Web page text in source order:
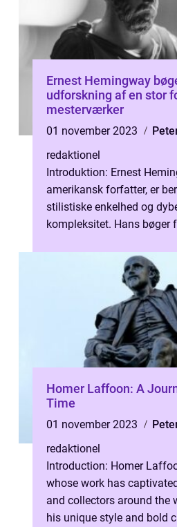
Ernest Hemingway
udforskning af en stor
mesterværker
01 november 2023
redaktionel
Introduktion: Ernest
amerikansk forfatter, er
stilistiske enkelhed og
kompleksitet. Hans bøger
Homer Laffoon: A
Time
01 november 2023
redaktionel
Introduction: Homer
whose work has
and collectors around the
his unique style and bold